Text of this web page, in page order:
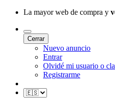
La mayor web de compra y
Cerrar
Nuevo anuncio
Entrar
Olvidé mi usuario o
Registrarme